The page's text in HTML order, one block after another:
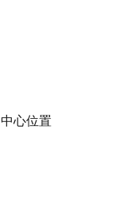
中心位置